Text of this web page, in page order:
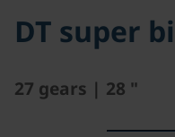
DT super
27 gears | 28 "